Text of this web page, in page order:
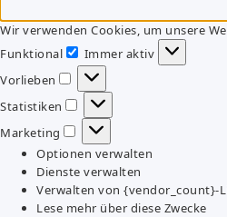
Wir verwenden Cookies, um unsere
Funktional
Funktional
Immer aktiv
Vorlieben
Vorlieben
Statistiken
Statistiken
Marketing
Marketing
Optionen verwalten
Dienste verwalten
Verwalten von {vendor_count}-
Lese mehr über diese Zwecke